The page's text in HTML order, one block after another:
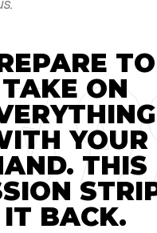
TO
TAKE ON
YOUR
THIS
IT BACK.